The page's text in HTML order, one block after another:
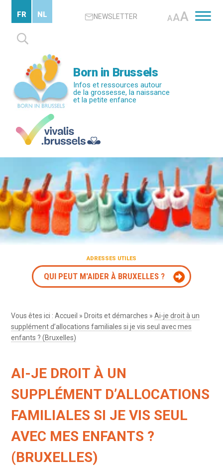
contenu
principal
NEWSLETTER AAA
Rechercher :
FR NL
Born in Brussels
Infos et ressources autour
de la grossesse, la naissance
et la petite enfance
ADRESSES UTILES
QUI PEUT M'AIDER À BRUXELLES ?
Vous êtes ici :Accueil » Droits et démarches »Ai-je droit à un
supplément d’allocations familiales si je vis seul avec mes
enfants ? (Bruxelles)
AI-JE DROIT À UN
SUPPLÉMENT D’ALLOCATIONS
FAMILIALES SI JE VIS SEUL
AVEC MES ENFANTS ?
(BRUXELLES)